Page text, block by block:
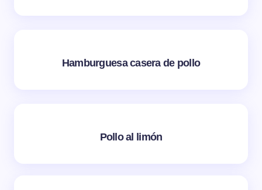
Hamburguesa casera de pollo
Pollo al limón